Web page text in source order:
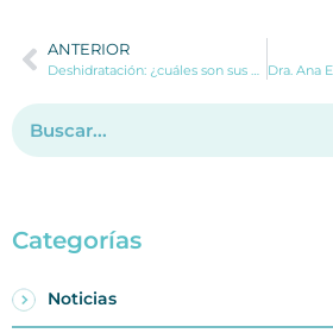
ANTERIOR
Deshidratación: ¿cuáles son sus principales síntomas y cómo evitarla este verano?
Categorías
Noticias